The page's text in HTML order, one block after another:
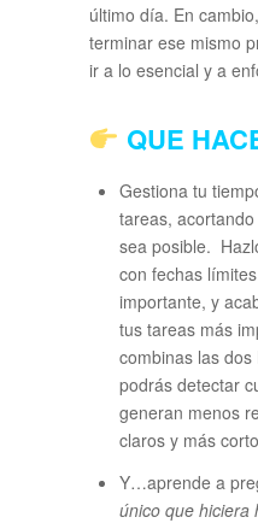
último día. En
terminar ese mismo
ir a lo esencial y a
QUE
Gestiona tu
tareas,
sea posible.
con fechas
importante, y
tus tareas más
combinas las
podrás detectar
generan menos
claros y más
Y…aprende a
único que hiciera